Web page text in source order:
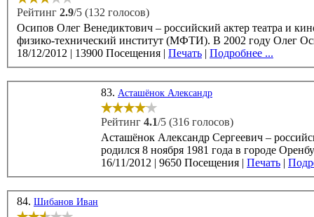
Рейтинг 2.9/5 (132 голосов)
Осипов Олег Венедиктович – российский актер театра и кино, родился 6
физико-технический институт
18/12/2012 | 13900 Посещения | Печать | Подробнее ...
83. Асташёнок Александр
Рейтинг 4.1/5 (316 голосов)
Асташёнок Александр Сергеевич –
16/11/2012 | 9650 Посещения | Печать |
84. Шибанов Иван